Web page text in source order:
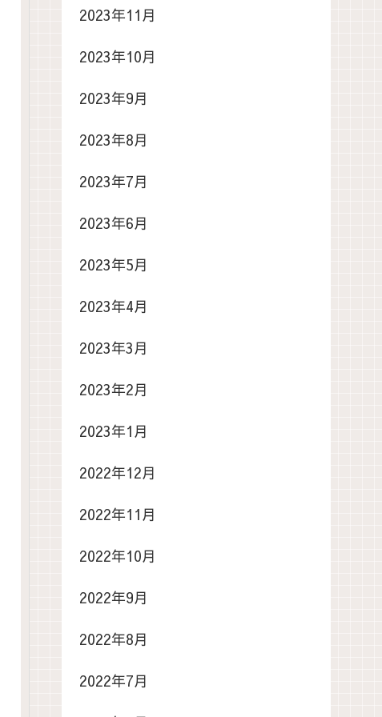
2023年11月
2023年10月
2023年9月
2023年8月
2023年7月
2023年6月
2023年5月
2023年4月
2023年3月
2023年2月
2023年1月
2022年12月
2022年11月
2022年10月
2022年9月
2022年8月
2022年7月